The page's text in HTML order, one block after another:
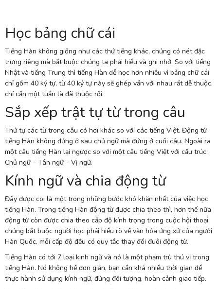
Học bảng chữ cái
Tiếng Hàn không giống như các thứ tiếng khác, chúng có nét đặc
trưng riêng mà bắt buộc chúng ta phải hiểu và ghi nhớ. So với tiếng
Nhật và tiếng Trung thì tiếng Hàn dễ học hơn nhiều vì bảng chữ cái
chỉ gồm 40 ký tự, từ 40 ký tự này sẽ ghép vần với nhau rất dễ thuộc,
chỉ cần một tuần là đã thuộc rồi.
Sắp xếp trật tự từ trong câu
Thứ tự các từ trong câu có hơi khác so với các tiếng Việt. Động từ
tiếng Hàn không đứng ở sau chủ ngữ mà đứng ở cuối câu. Ngoài ra
một câu tiếng Hàn lại ngược so với một câu tiếng Việt với cấu trúc:
Chủ ngữ – Tân ngữ – Vị ngữ.
Kính ngữ và chia động từ
Đây được coi là một trong những bước khó khăn nhất của việc học
tiếng Hàn. Trong tiếng Hàn động từ được chia theo thì, hơn thế nữa
động từ còn được chia theo cấp độ kính trọng trong cuộc hội thoại,
chúng bắt buộc người học phải hiểu rõ về văn hóa ứng xử của người
Hàn Quốc, mỗi cấp độ đều có quy tắc thay đổi đuôi động từ.
Tiếng Hàn có tới 7 loại kinh ngữ và nó là một phạm trù thú vị trong
tiếng Hàn. Nó không hề đơn giản, bạn cần khá nhiều thời gian để
thực hành sử dụng kính ngữ, đúng đối tượng, hoàn cảnh giao tiếp.